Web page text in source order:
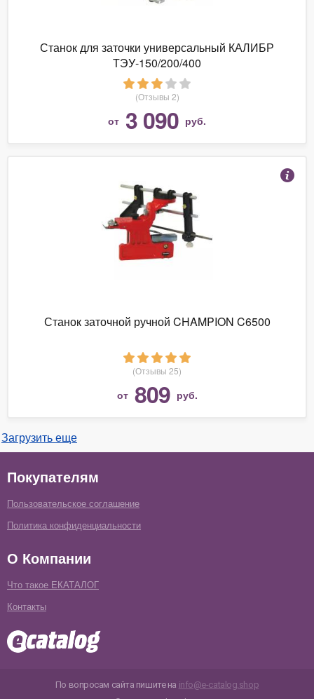
Станок для заточки универсальный КАЛИБР
ТЭУ-150/200/400
(Отзывы 2)
от 3 090 руб.
Станок заточной ручной CHAMPION C6500
(Отзывы 25)
от 809 руб.
Загрузить еще
Покупателям
Пользовательское соглашение
Политика конфиденциальности
О Компании
Что такое ЕКАТАЛОГ
Контакты
По вопросам сайта пишите на info@e-catalog.shop